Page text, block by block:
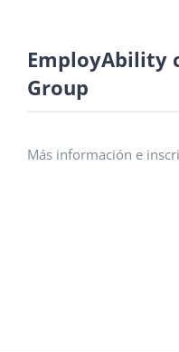
EmployAbility
Group
Más información e